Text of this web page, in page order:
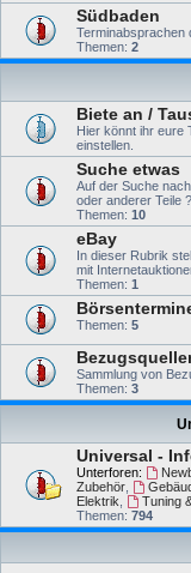
Südbaden
Terminabsprachen
Themen: 2
Biete an /
Hier könnt ihr eure
einstellen.
Suche etwas
Auf der Suche
oder anderer Teile
Themen: 10
eBay
In dieser Rubrik
mit
Themen: 1
Themen: 5
Sammlung von
Themen: 3
Universal -
Unterforen:
Zubehör
Elektrik
Tuning
Themen: 794